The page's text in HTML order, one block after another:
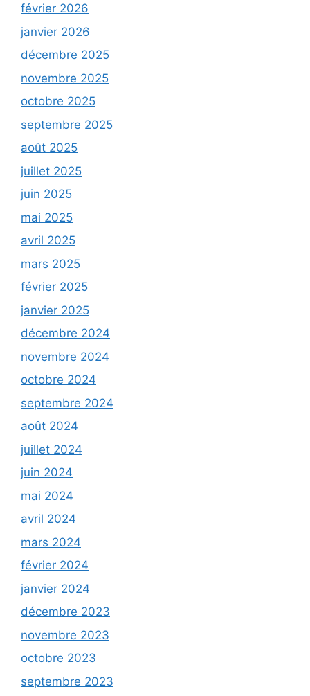
février 2026
janvier 2026
décembre 2025
novembre 2025
octobre 2025
septembre 2025
août 2025
juillet 2025
juin 2025
mai 2025
avril 2025
mars 2025
février 2025
janvier 2025
décembre 2024
novembre 2024
octobre 2024
septembre 2024
août 2024
juillet 2024
juin 2024
mai 2024
avril 2024
mars 2024
février 2024
janvier 2024
décembre 2023
novembre 2023
octobre 2023
septembre 2023